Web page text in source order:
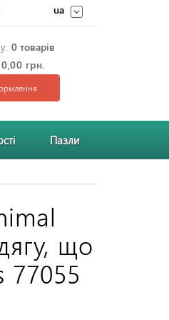
ua
0 товарів
0,00 грн.
Пазли
що
77055